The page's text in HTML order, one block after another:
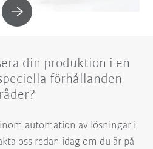
din produktion i en
förhållanden
råder?
automation av lösningar i
oss redan idag om du är på